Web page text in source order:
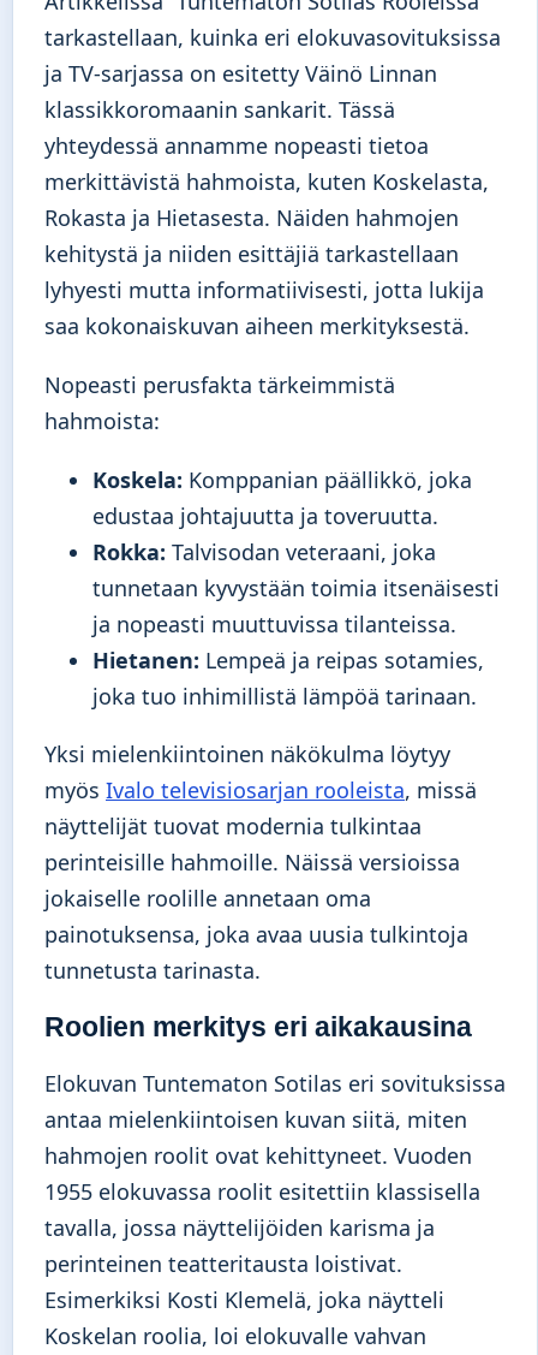
tarkastellaan, kuinka eri elokuvasovituksissa
ja TV-sarjassa on esitetty Väinö Linnan
klassikkoromaanin sankarit. Tässä
yhteydessä annamme nopeasti tietoa
merkittävistä hahmoista, kuten Koskelasta,
Rokasta ja Hietasesta. Näiden hahmojen
kehitystä ja niiden esittäjiä tarkastellaan
lyhyesti mutta informatiivisesti, jotta lukija
saa kokonaiskuvan aiheen merkityksestä.
Nopeasti perusfakta tärkeimmistä
hahmoista:
Koskela: Komppanian päällikkö, joka
edustaa johtajuutta ja toveruutta.
Rokka: Talvisodan veteraani, joka
tunnetaan kyvystään toimia itsenäisesti
ja nopeasti muuttuvissa tilanteissa.
Hietanen: Lempeä ja reipas sotamies,
joka tuo inhimillistä lämpöä tarinaan.
Yksi mielenkiintoinen näkökulma löytyy
myös Ivalo televisiosarjan rooleista, missä
näyttelijät tuovat modernia tulkintaa
perinteisille hahmoille. Näissä versioissa
jokaiselle roolille annetaan oma
painotuksensa, joka avaa uusia tulkintoja
tunnetusta tarinasta.
Roolien merkitys eri aikakausina
Elokuvan Tuntematon Sotilas eri sovituksissa
antaa mielenkiintoisen kuvan siitä, miten
hahmojen roolit ovat kehittyneet. Vuoden
1955 elokuvassa roolit esitettiin klassisella
tavalla, jossa näyttelijöiden karisma ja
perinteinen teatteritausta loistivat.
Esimerkiksi Kosti Klemelä, joka näytteli
Koskelan roolia, loi elokuvalle vahvan